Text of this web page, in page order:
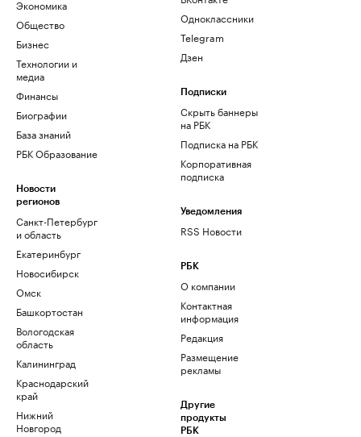
Экономика
Общество
Бизнес
Технологии и
медиа
Финансы
Биографии
База знаний
РБК Образование
Новости
регионов
Санкт-Петербург
и область
Екатеринбург
Новосибирск
Омск
Башкортостан
Вологодская
область
Калининград
Краснодарский
край
Нижний
Новгород
Одноклассники
Telegram
Дзен
Подписки
Скрыть баннеры
на РБК
Подписка на РБК
Корпоративная
подписка
Уведомления
RSS Новости
РБК
О компании
Контактная
информация
Редакция
Размещение
рекламы
Другие
продукты
РБК